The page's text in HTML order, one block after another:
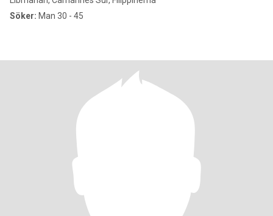
Söker: Man 30 - 45